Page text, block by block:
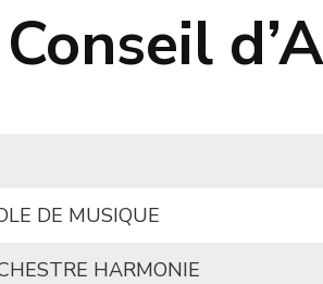
DE MUSIQUE
HARMONIE